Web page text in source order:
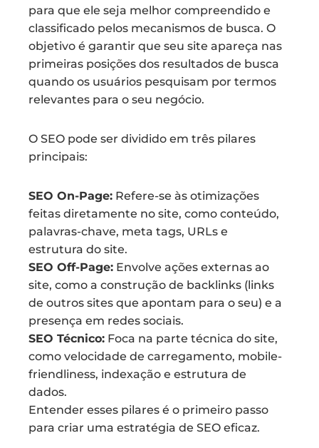
para que ele seja melhor compreendido e
classificado pelos mecanismos de busca. O
objetivo é garantir que seu site apareça nas
primeiras posições dos resultados de busca
quando os usuários pesquisam por termos
relevantes para o seu negócio.
O SEO pode ser dividido em três pilares
principais:
SEO On-Page: Refere-se às otimizações
feitas diretamente no site, como conteúdo,
palavras-chave, meta tags, URLs e
estrutura do site.
SEO Off-Page: Envolve ações externas ao
site, como a construção de backlinks (links
de outros sites que apontam para o seu) e a
presença em redes sociais.
SEO Técnico: Foca na parte técnica do site,
como velocidade de carregamento, mobile-
friendliness, indexação e estrutura de
dados.
Entender esses pilares é o primeiro passo
para criar uma estratégia de SEO eficaz.